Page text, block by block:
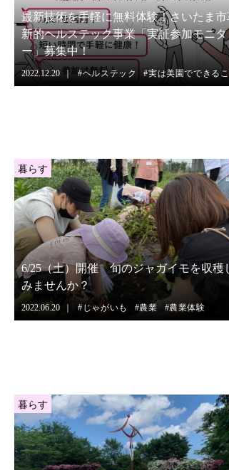
最新技術を手軽に無料体験！さいたま市
新的ヘルステック事業「実証参加モニタ
ー」募集中！
2022.12.20 ヘルステック 実は美園でできるこ
暮らす
6/25（土）開催 旬のジャガイモを収穫
みませんか？
2022.06.20 じゃがいも 農業 農業体験
暮らす